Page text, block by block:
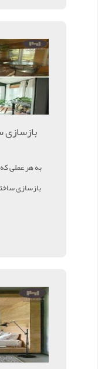
بازسازی
به هر عملی
بازسازی